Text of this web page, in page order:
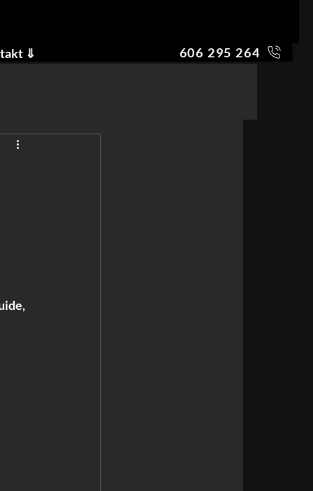
⇓ 606 295 264